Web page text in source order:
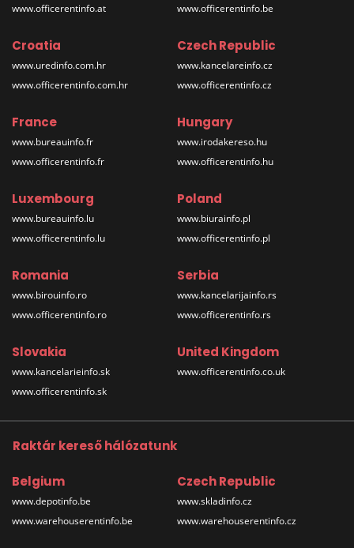
www.officerentinfo.at
www.officerentinfo.be
Croatia
www.uredinfo.com.hr
www.officerentinfo.com.hr
Czech Republic
www.kancelareinfo.cz
www.officerentinfo.cz
France
www.bureauinfo.fr
www.officerentinfo.fr
Hungary
www.irodakereso.hu
www.officerentinfo.hu
Luxembourg
www.bureauinfo.lu
www.officerentinfo.lu
Poland
www.biurainfo.pl
www.officerentinfo.pl
Romania
www.birouinfo.ro
www.officerentinfo.ro
Serbia
www.kancelarijainfo.rs
www.officerentinfo.rs
Slovakia
www.kancelarieinfo.sk
www.officerentinfo.sk
United Kingdom
www.officerentinfo.co.uk
Raktár kereső hálózatunk
Belgium
www.depotinfo.be
www.warehouserentinfo.be
Czech Republic
www.skladinfo.cz
www.warehouserentinfo.cz